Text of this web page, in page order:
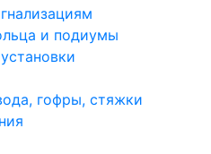
и подиумы
гофры, стяжки